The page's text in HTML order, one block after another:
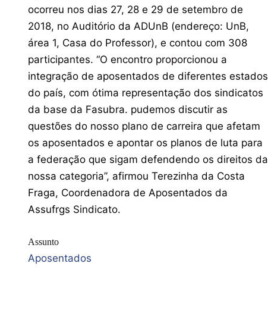
ocorreu nos dias 27, 28 e 29 de setembro de
2018, no Auditório da ADUnB (endereço: UnB,
área 1, Casa do Professor), e contou com 308
participantes. “O encontro proporcionou a
integração de aposentados de diferentes estados
do país, com ótima representação dos sindicatos
da base da Fasubra. pudemos discutir as
questões do nosso plano de carreira que afetam
os aposentados e apontar os planos de luta para
a federação que sigam defendendo os direitos da
nossa categoria”, afirmou Terezinha da Costa
Fraga, Coordenadora de Aposentados da
Assufrgs Sindicato.
Assunto
Aposentados